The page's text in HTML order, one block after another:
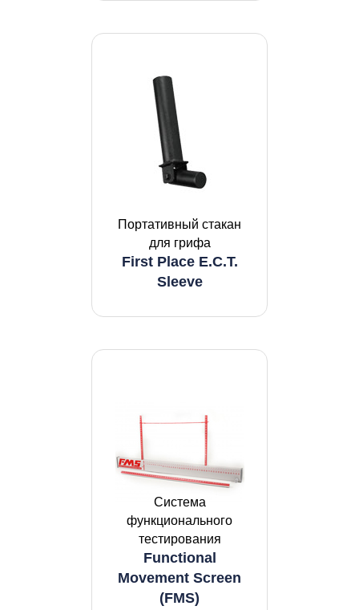
Портативный стакан
для грифа
First Place E.C.T.
Sleeve
Система
функционального
тестирования
Functional
Movement Screen
(FMS)